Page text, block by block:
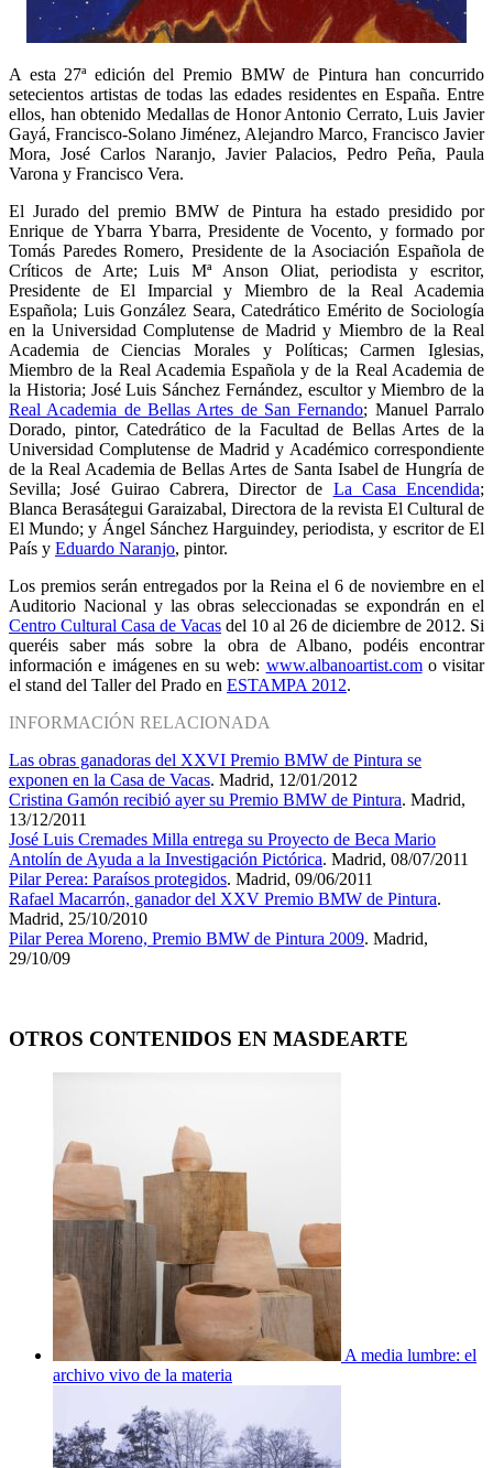
A esta 27ª edición del Premio BMW de Pintura han concurrido
setecientos artistas de todas las edades residentes en España. Entre
ellos, han obtenido Medallas de Honor Antonio Cerrato, Luis Javier
Gayá, Francisco-Solano Jiménez, Alejandro Marco, Francisco Javier
Mora, José Carlos Naranjo, Javier Palacios, Pedro Peña, Paula
Varona y Francisco Vera.
El Jurado del premio BMW de Pintura ha estado presidido por
Enrique de Ybarra Ybarra, Presidente de Vocento, y formado por
Tomás Paredes Romero, Presidente de la Asociación Española de
Críticos de Arte; Luis Mª Anson Oliat, periodista y escritor,
Presidente de El Imparcial y Miembro de la Real Academia
Española; Luis González Seara, Catedrático Emérito de Sociología
en la Universidad Complutense de Madrid y Miembro de la Real
Academia de Ciencias Morales y Políticas; Carmen Iglesias,
Miembro de la Real Academia Española y de la Real Academia de
la Historia; José Luis Sánchez Fernández, escultor y Miembro de la
Real Academia de Bellas Artes de San Fernando; Manuel Parralo
Dorado, pintor, Catedrático de la Facultad de Bellas Artes de la
Universidad Complutense de Madrid y Académico correspondiente
de la Real Academia de Bellas Artes de Santa Isabel de Hungría de
Sevilla; José Guirao Cabrera, Director de La Casa Encendida;
Blanca Berasátegui Garaizabal, Directora de la revista El Cultural de
El Mundo; y Ángel Sánchez Harguindey, periodista, y escritor de El
País y Eduardo Naranjo, pintor.
Los premios serán entregados por la Reina el 6 de noviembre en el
Auditorio Nacional y las obras seleccionadas se expondrán en el
Centro Cultural Casa de Vacas del 10 al 26 de diciembre de 2012. Si
queréis saber más sobre la obra de Albano, podéis encontrar
información e imágenes en su web: www.albanoartist.como visitar
el stand del Taller del Prado en ESTAMPA 2012.
INFORMACIÓN RELACIONADA
Las obras ganadoras del XXVI Premio BMW de Pintura se
exponen en la Casa de Vacas. Madrid, 12/01/2012
Cristina Gamón recibió ayer su Premio BMW de Pintura. Madrid,
13/12/2011
José Luis Cremades Milla entrega su Proyecto de Beca Mario
Antolín de Ayuda a la Investigación Pictórica. Madrid, 08/07/2011
Pilar Perea: Paraísos protegidos. Madrid, 09/06/2011
Rafael Macarrón, ganador del XXV Premio BMW de Pintura.
Madrid, 25/10/2010
Pilar Perea Moreno, Premio BMW de Pintura 2009. Madrid,
29/10/09
OTROS CONTENIDOS EN MASDEARTE
A media lumbre: el
archivo vivo de la materia